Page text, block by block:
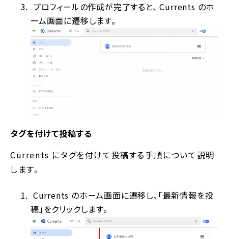
プロフィールの作成が完了すると、 Currents のホ
ーム画面に遷移します。
タグを付けて投稿する
Currents にタグを付けて投稿する手順について説明
します。
Currents のホーム画面に遷移し、「最新情報を投
稿」をクリックします。